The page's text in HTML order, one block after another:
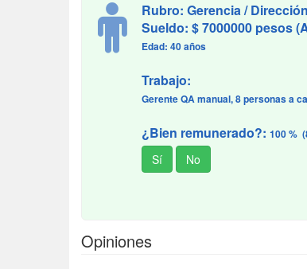
Rubro: Gerencia /
Sueldo: $ 7000000 pesos
Edad: 40 años
Trabajo:
Gerente QA manual, 8 personas a
¿Bien remunerado?: 100 %
Opiniones